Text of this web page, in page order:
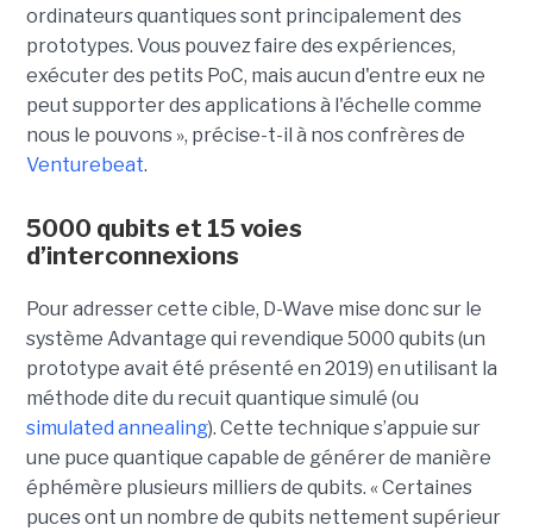
ordinateurs quantiques sont principalement des
prototypes. Vous pouvez faire des expériences,
exécuter des petits PoC, mais aucun d'entre eux ne
peut supporter des applications à l'échelle comme
nous le pouvons », précise-t-il à nos confrères de
Venturebeat.
5000 qubits et 15 voies
d’interconnexions
Pour adresser cette cible, D-Wave mise donc sur le
système Advantage qui revendique 5000 qubits (un
prototype avait été présenté en 2019) en utilisant la
méthode dite du recuit quantique simulé (ou
simulated annealing). Cette technique s’appuie sur
une puce quantique capable de générer de manière
éphémère plusieurs milliers de qubits. « Certaines
puces ont un nombre de qubits nettement supérieur